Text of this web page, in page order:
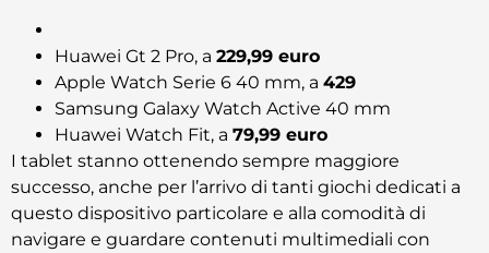
Huawei Gt 2 Pro, a 229,99 euro
Apple Watch Serie 6 40 mm, a 429
Samsung Galaxy Watch Active 40 mm
Huawei Watch Fit, a 79,99 euro
I tablet stanno ottenendo sempre maggiore
successo, anche per l’arrivo di tanti giochi dedicati a
questo dispositivo particolare e alla comodità di
navigare e guardare contenuti multimediali con